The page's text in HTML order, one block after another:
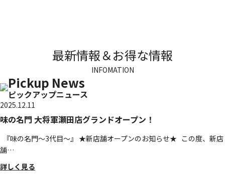
最新情報＆お得な情報
INFOMATION
Pickup News
ピックアップニュース
2025.12.11
味の名門 大将軍瀬田店グランドオープン！
『味の名門～3代目～』 ★新店舗オープンのお知らせ★ この度、新店
舗…
詳しく見る